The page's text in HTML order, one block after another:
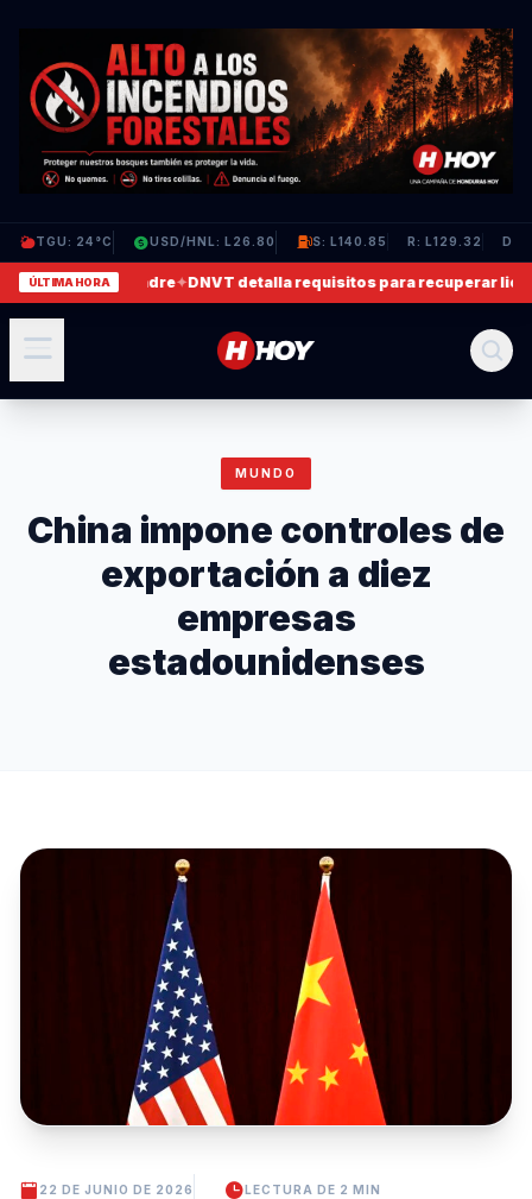
TGU: 24°C USD/HNL: L26.80 S: L140.85 R: L129.32 D:
ÚLTIMA HORA
a su madre ✦DNVT detalla requisitos para recuperar
MUNDO
China impone controles de
exportación a diez
empresas
estadounidenses
22 DE JUNIO DE 2026 LECTURA DE 2 MIN